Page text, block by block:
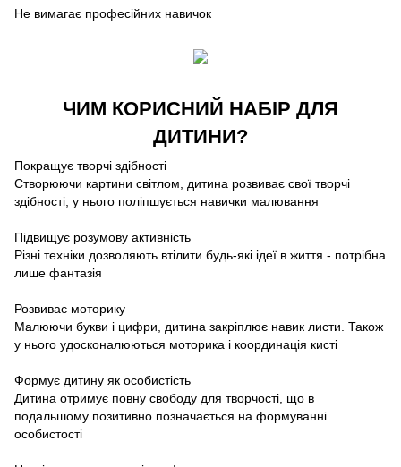
Не вимагає професійних навичок
ЧИМ КОРИСНИЙ НАБІР ДЛЯ
ДИТИНИ?
Покращує творчі здібності
Створюючи картини світлом, дитина розвиває свої творчі
здібності, у нього поліпшується навички малювання
Підвищує розумову активність
Різні техніки дозволяють втілити будь-які ідеї в життя - потрібна
лише фантазія
Розвиває моторику
Малюючи букви і цифри, дитина закріплює навик листи. Також
у нього удосконалюються моторика і координація кисті
Формує дитину як особистість
Дитина отримує повну свободу для творчості, що в
подальшому позитивно позначається на формуванні
особистості